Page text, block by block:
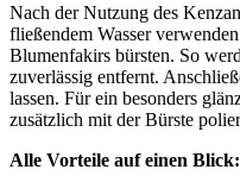
Nach der Nutzung des
fließendem Wasser
Blumenfakirs bürsten. So
zuverlässig entfernt.
lassen. Für ein besonders
zusätzlich mit der Bürste
Alle Vorteile auf einen Blick: